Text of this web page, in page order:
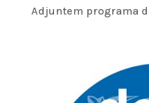
Adjuntem programa